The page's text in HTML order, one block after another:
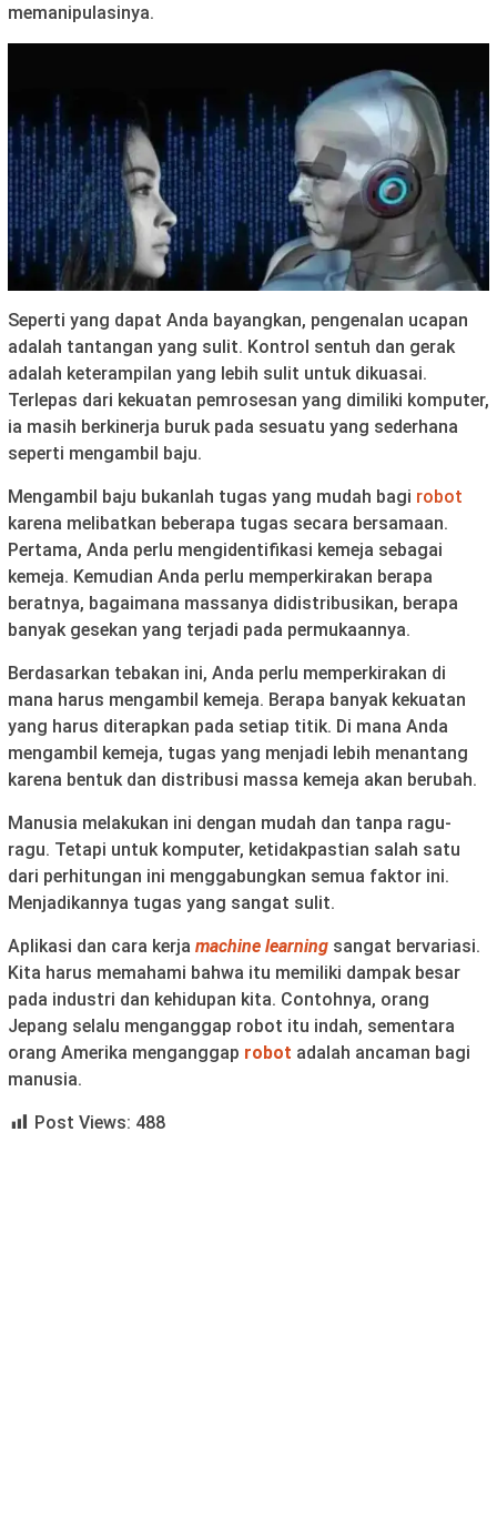
memanipulasinya.
Seperti yang dapat Anda bayangkan, pengenalan ucapan
adalah tantangan yang sulit. Kontrol sentuh dan gerak
adalah keterampilan yang lebih sulit untuk dikuasai.
Terlepas dari kekuatan pemrosesan yang dimiliki komputer,
ia masih berkinerja buruk pada sesuatu yang sederhana
seperti mengambil baju.
Mengambil baju bukanlah tugas yang mudah bagi robot
karena melibatkan beberapa tugas secara bersamaan.
Pertama, Anda perlu mengidentifikasi kemeja sebagai
kemeja. Kemudian Anda perlu memperkirakan berapa
beratnya, bagaimana massanya didistribusikan, berapa
banyak gesekan yang terjadi pada permukaannya.
Berdasarkan tebakan ini, Anda perlu memperkirakan di
mana harus mengambil kemeja. Berapa banyak kekuatan
yang harus diterapkan pada setiap titik. Di mana Anda
mengambil kemeja, tugas yang menjadi lebih menantang
karena bentuk dan distribusi massa kemeja akan berubah.
Manusia melakukan ini dengan mudah dan tanpa ragu-
ragu. Tetapi untuk komputer, ketidakpastian salah satu
dari perhitungan ini menggabungkan semua faktor ini.
Menjadikannya tugas yang sangat sulit.
Aplikasi dan cara kerja machine learning sangat bervariasi.
Kita harus memahami bahwa itu memiliki dampak besar
pada industri dan kehidupan kita. Contohnya, orang
Jepang selalu menganggap robot itu indah, sementara
orang Amerika menganggap robot adalah ancaman bagi
manusia.
Post Views: 488